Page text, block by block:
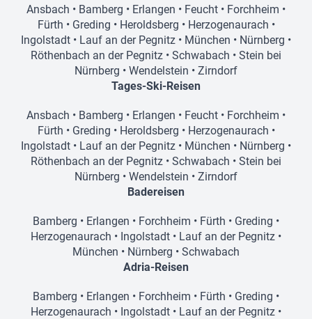
Ansbach • Bamberg • Erlangen • Feucht • Forchheim •
Fürth • Greding • Heroldsberg • Herzogenaurach •
Ingolstadt • Lauf an der Pegnitz • München • Nürnberg •
Röthenbach an der Pegnitz • Schwabach • Stein bei
Nürnberg • Wendelstein • Zirndorf
Tages-Ski-Reisen
Ansbach • Bamberg • Erlangen • Feucht • Forchheim •
Fürth • Greding • Heroldsberg • Herzogenaurach •
Ingolstadt • Lauf an der Pegnitz • München • Nürnberg •
Röthenbach an der Pegnitz • Schwabach • Stein bei
Nürnberg • Wendelstein • Zirndorf
Badereisen
Bamberg • Erlangen • Forchheim • Fürth • Greding •
Herzogenaurach • Ingolstadt • Lauf an der Pegnitz •
München • Nürnberg • Schwabach
Adria-Reisen
Bamberg • Erlangen • Forchheim • Fürth • Greding •
Herzogenaurach • Ingolstadt • Lauf an der Pegnitz •